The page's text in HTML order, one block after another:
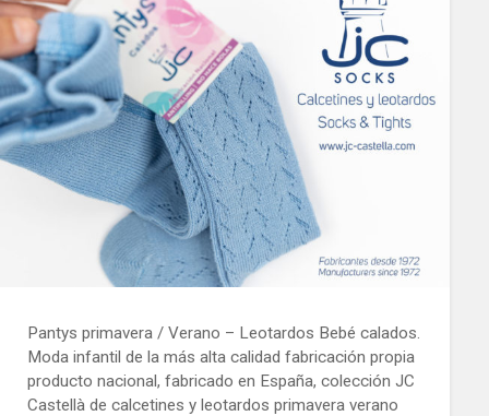
Pantys primavera / Verano – Leotardos Bebé calados.
Moda infantil de la más alta calidad fabricación propia
producto nacional, fabricado en España, colección JC
Castellà de calcetines y leotardos primavera verano